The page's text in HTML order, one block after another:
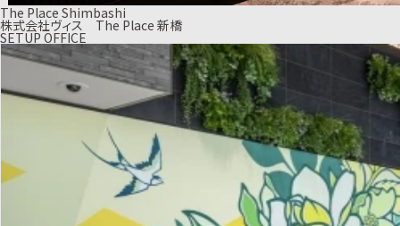
The Place Shimbashi
株式会社ヴィス The Place 新橋
SETUP OFFICE